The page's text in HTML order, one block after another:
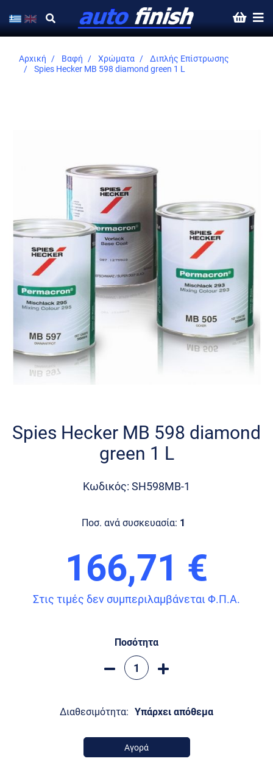
Αρχική Βαφή Χρώματα
Διπλής Επίστρωσης
Spies Hecker MB 598 diamond green 1 L
images
gallery
beginning
Spies Hecker MB 598 diamond
green 1 L
Κωδικός: SH598MB-1
Ποσ. ανά συσκευασία: 1
166,71 €
Στις τιμές δεν συμπεριλαμβάνεται Φ.Π.Α.
Ποσότητα
Διαθεσιμότητα: Υπάρχει απόθεμα
Αγορά